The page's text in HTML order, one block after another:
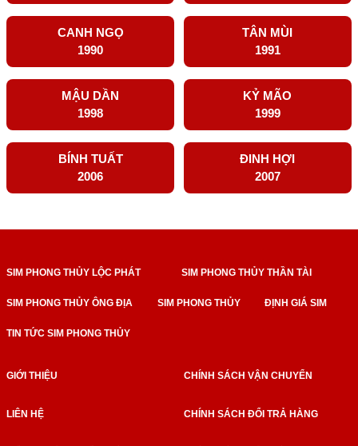
CANH NGỌ
1990
TÂN MÙI
1991
MẬU DẦN
1998
KỶ MÃO
1999
BÍNH TUẤT
2006
ĐINH HỢI
2007
SIM PHONG THỦY LỘC PHÁT SIM PHONG THỦY THẦN TÀI
SIM PHONG THỦY ÔNG ĐỊA SIM PHONG THỦY ĐỊNH GIÁ SIM
TIN TỨC SIM PHONG THỦY
GIỚI THIỆU
LIÊN HỆ
CHÍNH SÁCH VẬN CHUYỂN
CHÍNH SÁCH ĐỔI TRẢ HÀNG